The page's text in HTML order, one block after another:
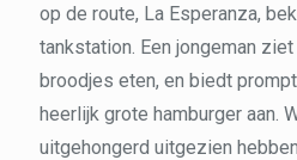
op de route, La Esperanza,
tankstation. Een jongeman
broodjes eten, en biedt
heerlijk grote hamburger aan.
uitgehongerd uitgezien